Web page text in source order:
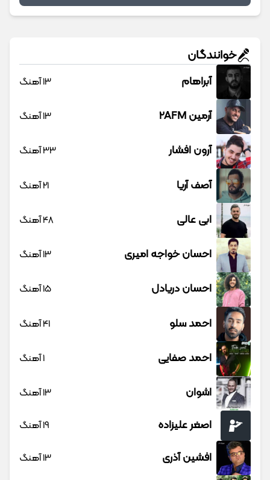
خوانندگان
آبراهام 13 آهنگ
آرمین 2AFM 13 آهنگ
آرون افشار 33 آهنگ
آصف آریا 21 آهنگ
ابی عالی 48 آهنگ
احسان خواجه امیری 13 آهنگ
احسان دریادل 15 آهنگ
احمد سلو 41 آهنگ
احمد صفایی 1 آهنگ
اشوان 13 آهنگ
اصغر علیزاده 19 آهنگ
افشین آذری 13 آهنگ